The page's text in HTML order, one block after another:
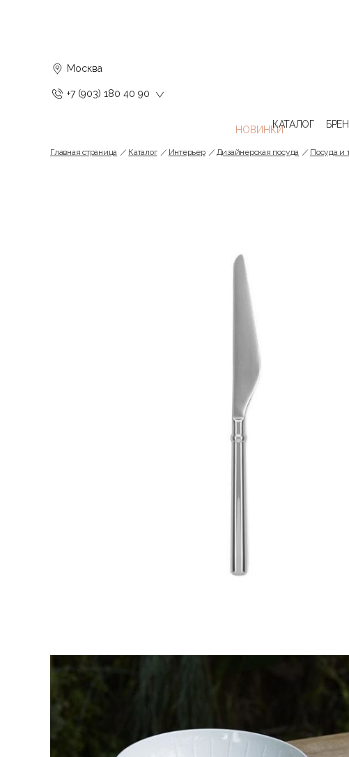
Москва
+7 (903) 180 40 90
КАТАЛОГ
Главная страница Каталог Интерьер Дизайнерская посуда Посуда и